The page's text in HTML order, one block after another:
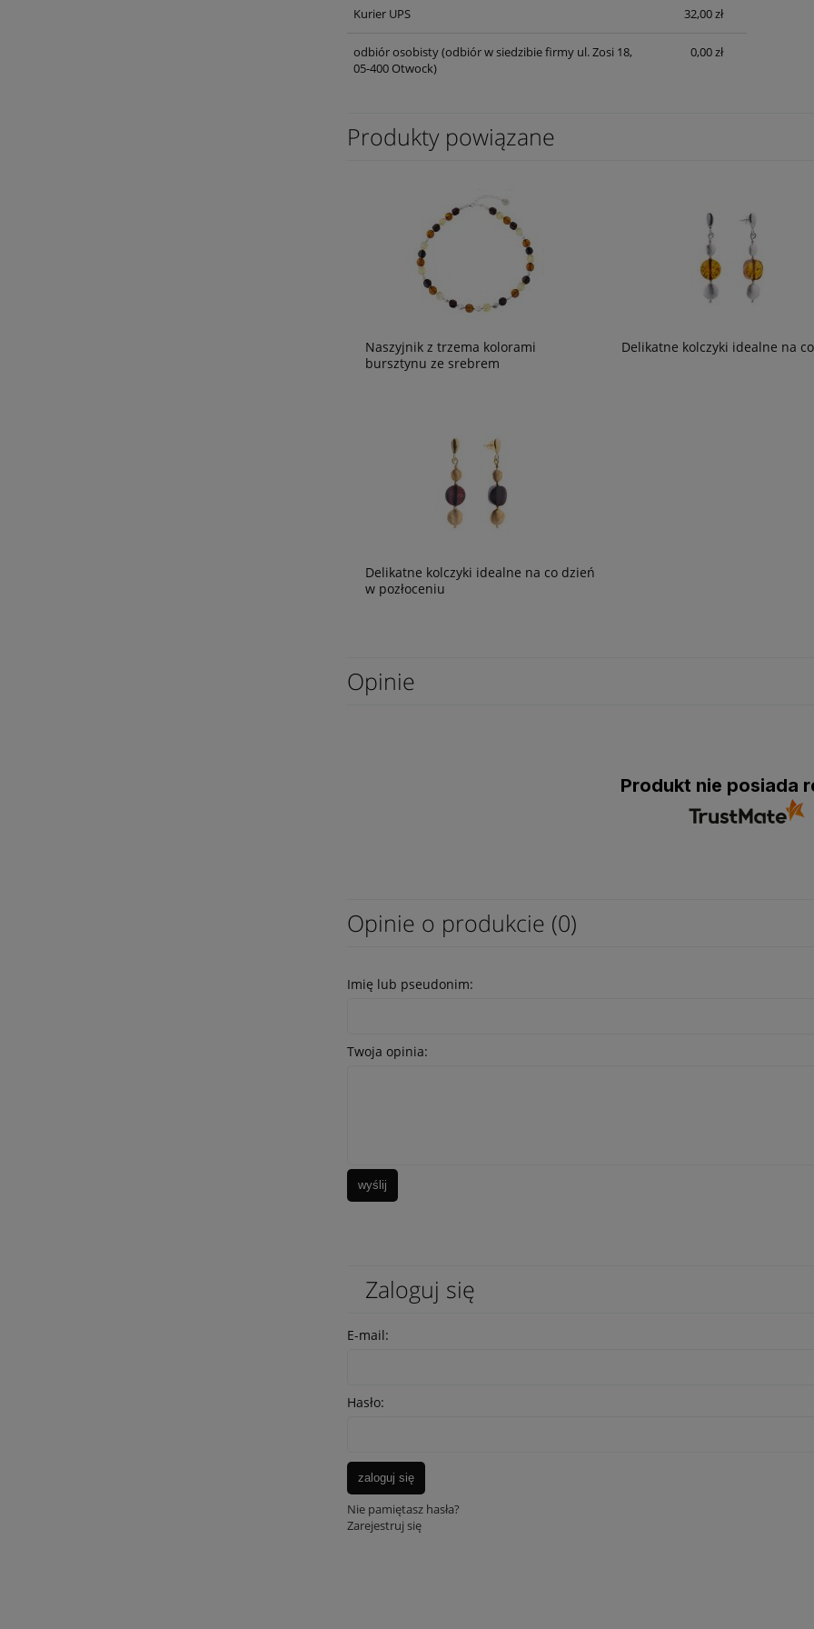
Kurier UPS 32,00 zł
odbiór osobisty(odbiór w siedzibie firmy ul. Zosi 18,
05-400 Otwock)
0,00 zł
Produkty powiązane
Naszyjnik z trzema kolorami
bursztynu ze srebrem
Delikatne kolczyki idealne na
Delikatne kolczyki idealne na co dzień
w pozłoceniu
Opinie
Produkt nie posiada
Opinie o produkcie (0)
Imię lub pseudonim:
Twoja opinia:
wyślij
Zaloguj się
E-mail:
Hasło:
zaloguj się
Nie pamiętasz hasła?
Zarejestruj się